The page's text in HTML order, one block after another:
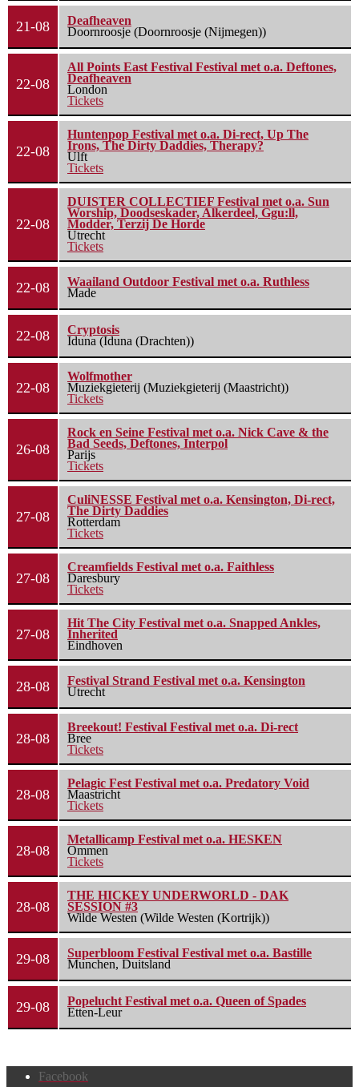
21-08
Deafheaven
Doornroosje (Doornroosje (Nijmegen))
22-08
All Points East Festival Festival met o.a. Deftones,
Deafheaven
London
Tickets
22-08
Huntenpop Festival met o.a. Di-rect, Up The
Irons, The Dirty Daddies, Therapy?
Ulft
Tickets
22-08
DUISTER COLLECTIEF Festival met o.a. Sun
Worship, Doodseskader, Alkerdeel, Ggu:ll,
Modder, Terzij De Horde
Utrecht
Tickets
22-08
Waailand Outdoor Festival met o.a. Ruthless
Made
22-08
Cryptosis
Iduna (Iduna (Drachten))
22-08
Wolfmother
Muziekgieterij (Muziekgieterij (Maastricht))
Tickets
26-08
Rock en Seine Festival met o.a. Nick Cave & the
Bad Seeds, Deftones, Interpol
Parijs
Tickets
27-08
CuliNESSE Festival met o.a. Kensington, Di-rect,
The Dirty Daddies
Rotterdam
Tickets
27-08
Creamfields Festival met o.a. Faithless
Daresbury
Tickets
27-08
Hit The City Festival met o.a. Snapped Ankles,
Inherited
Eindhoven
28-08
Festival Strand Festival met o.a. Kensington
Utrecht
28-08
Breekout! Festival Festival met o.a. Di-rect
Bree
Tickets
28-08
Pelagic Fest Festival met o.a. Predatory Void
Maastricht
Tickets
28-08
Metallicamp Festival met o.a. HESKEN
Ommen
Tickets
28-08
THE HICKEY UNDERWORLD - DAK
SESSION #3
Wilde Westen (Wilde Westen (Kortrijk))
29-08
Superbloom Festival Festival met o.a. Bastille
Munchen, Duitsland
29-08
Popelucht Festival met o.a. Queen of Spades
Etten-Leur
Facebook